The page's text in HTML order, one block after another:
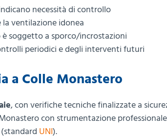
necessità di controllo
la ventilazione idonea
soggetto a sporco/incrostazioni
periodici e degli interventi futuri
a Colle Monastero
, con verifiche tecniche finalizzate a
con strumentazione
UNI).